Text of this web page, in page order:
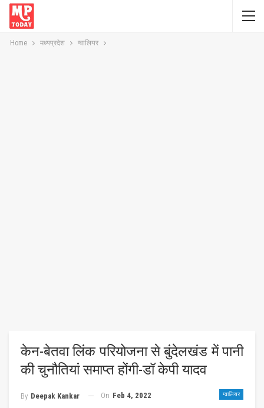
Home मध्यप्रदेश ग्वालियर
केन-बेतवा लिंक परियोजना से बुंदेलखंड में पानी
की चुनौतियां समाप्त होंगी-डॉ केपी यादव
ग्वालियर
By Deepak Kankar On Feb 4, 2022